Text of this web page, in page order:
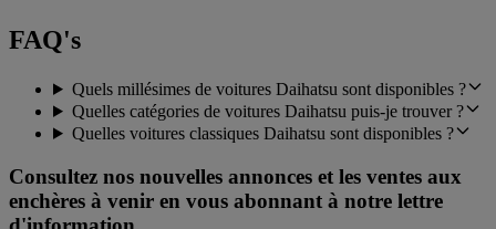
FAQ's
Quels millésimes de voitures Daihatsu sont disponibles ?
Quelles catégories de voitures Daihatsu puis-je trouver ?
Quelles voitures classiques Daihatsu sont disponibles ?
Consultez nos nouvelles annonces et les ventes aux
enchères à venir en vous abonnant à notre lettre